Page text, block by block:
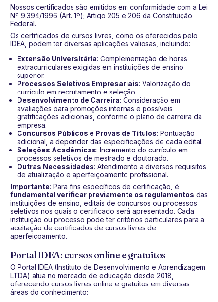
Nossos certificados são emitidos em conformidade com a Lei
Nº 9.394/1996 (Art. 1º); Artigo 205 e 206 da Constituição
Federal.
Os certificados de cursos livres, como os oferecidos pelo
IDEA, podem ter diversas aplicações valiosas, incluindo:
Extensão Universitária: Complementação de horas
extracurriculares exigidas em instituições de ensino
superior.
Processos Seletivos Empresariais: Valorização do
currículo em recrutamento e seleção.
Desenvolvimento de Carreira: Consideração em
avaliações para promoções internas e possíveis
gratificações adicionais, conforme o plano de carreira da
empresa.
Concursos Públicos e Provas de Títulos: Pontuação
adicional, a depender das especificações de cada edital.
Seleções Acadêmicas: Incremento do currículo em
processos seletivos de mestrado e doutorado.
Outras Necessidades: Atendimento a diversos requisitos
de atualização e aperfeiçoamento profissional.
Importante: Para fins específicos de certificação, é
fundamental verificar previamente os regulamentos das
instituições de ensino, editais de concursos ou processos
seletivos nos quais o certificado será apresentado. Cada
instituição ou processo pode ter critérios particulares para a
aceitação de certificados de cursos livres de
aperfeiçoamento.
Portal IDEA: cursos online e gratuitos
O Portal IDEA (Instituto de Desenvolvimento e Aprendizagem
LTDA) atua no mercado de educação desde 2018,
oferecendo cursos livres online e gratuitos em diversas
áreas do conhecimento: